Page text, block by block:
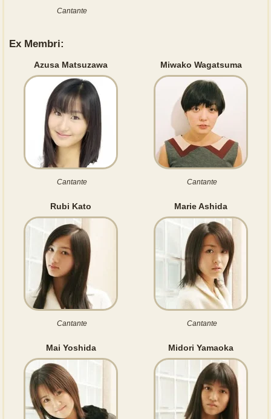
Cantante
Ex Membri:
Azusa Matsuzawa
Cantante
Miwako Wagatsuma
Cantante
Rubi Kato
Cantante
Marie Ashida
Cantante
Mai Yoshida Midori Yamaoka